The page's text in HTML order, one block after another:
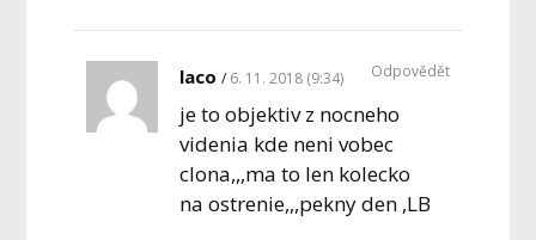
laco 6. 11. 2018 (9:34)
je to objektiv z nocneho
videnia kde neni vobec
clona,,,ma to len kolecko
na ostrenie,,,pekny den ,LB
Odpovědět